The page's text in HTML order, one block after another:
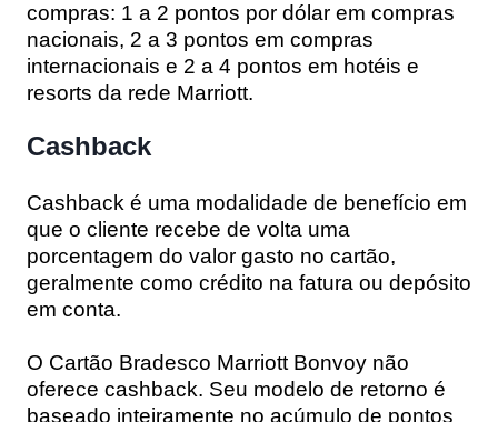
compras: 1 a 2 pontos por dólar em compras
nacionais, 2 a 3 pontos em compras
internacionais e 2 a 4 pontos em hotéis e
resorts da rede Marriott.
Cashback
Cashback é uma modalidade de benefício em
que o cliente recebe de volta uma
porcentagem do valor gasto no cartão,
geralmente como crédito na fatura ou depósito
em conta.
O Cartão Bradesco Marriott Bonvoy não
oferece cashback. Seu modelo de retorno é
baseado inteiramente no acúmulo de pontos